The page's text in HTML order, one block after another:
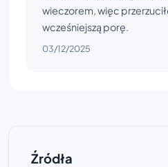
wieczorem, więc
wcześniejszą porę.
03/12/2025
Źródła